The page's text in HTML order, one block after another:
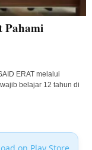
Pahami
ERAT melalui
belajar 12 tahun di